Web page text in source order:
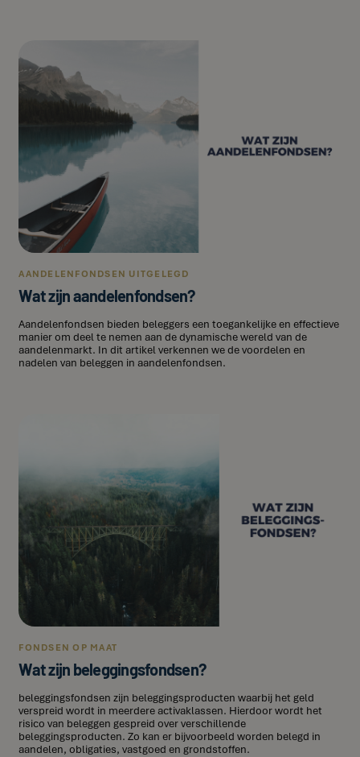
AANDELENFONDSEN UITGELEGD
Wat zijn aandelenfondsen?
Aandelenfondsen bieden beleggers een toegankelijke en effectieve
manier om deel te nemen aan de dynamische wereld van de
aandelenmarkt. In dit artikel verkennen we de voordelen en
nadelen van beleggen in aandelenfondsen.
FONDSEN OP MAAT
Wat zijn beleggingsfondsen?
beleggingsfondsen zijn beleggingsproducten waarbij het geld
verspreid wordt in meerdere activaklassen. Hierdoor wordt het
risico van beleggen gespreid over verschillende
beleggingsproducten. Zo kan er bijvoorbeeld worden belegd in
aandelen, obligaties, vastgoed en grondstoffen.